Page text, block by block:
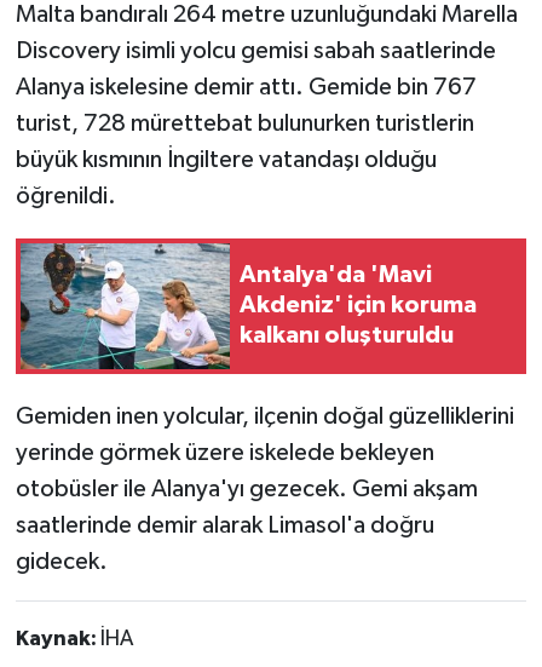
Malta bandıralı 264 metre uzunluğundaki Marella
Discovery isimli yolcu gemisi sabah saatlerinde
Alanya iskelesine demir attı. Gemide bin 767
turist, 728 mürettebat bulunurken turistlerin
büyük kısmının İngiltere vatandaşı olduğu
öğrenildi.
Antalya'da 'Mavi
Akdeniz' için koruma
kalkanı oluşturuldu
Gemiden inen yolcular, ilçenin doğal güzelliklerini
yerinde görmek üzere iskelede bekleyen
otobüsler ile Alanya'yı gezecek. Gemi akşam
saatlerinde demir alarak Limasol'a doğru
gidecek.
Kaynak: İHA